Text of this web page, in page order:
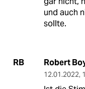
und auch
sollte.
RB Robert
12.01.2022,